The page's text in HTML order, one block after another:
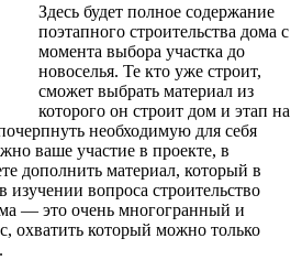
Здесь будет полное содержание
поэтапного строительства дома с
момента выбора участка до
новоселья. Те кто уже строит,
сможет выбрать материал из
которого он строит дом и этап на
необходимую для себя
ваше участие в проекте, в
дополнить материал, который в
вопроса строительство
— это очень многогранный и
охватить который можно только